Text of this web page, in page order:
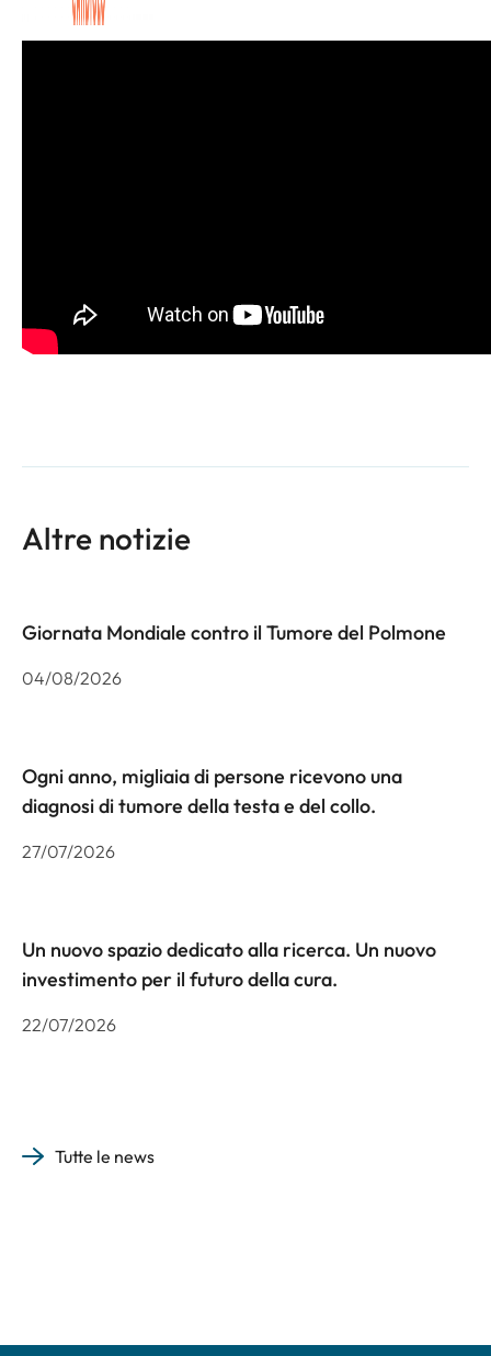
Altre notizie
Giornata Mondiale contro il Tumore del Polmone
04/08/2026
Ogni anno, migliaia di persone ricevono una
diagnosi di tumore della testa e del collo.
27/07/2026
Un nuovo spazio dedicato alla ricerca. Un nuovo
investimento per il futuro della cura.
22/07/2026
Tutte le news